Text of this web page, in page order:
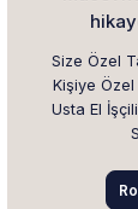
Size Özel
Kişiye Özel
Usta El